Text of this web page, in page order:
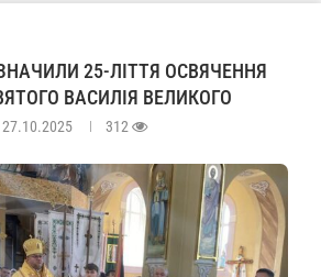
25-ЛІТТЯ ОСВЯЧЕННЯ
ВАСИЛІЯ ВЕЛИКОГО
27.10.2025 312